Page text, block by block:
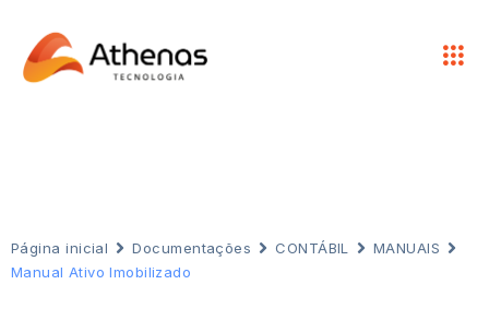
Página inicial Documentações CONTÁBIL
MANUAIS
Manual Ativo Imobilizado